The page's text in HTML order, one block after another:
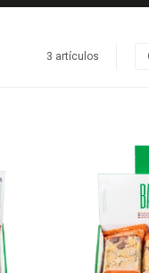
3 artículos